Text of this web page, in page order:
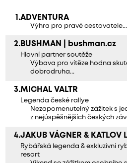
1.ADVENTURA
Výhra pro pravé cestovatele...
2. BUSHMAN | bushman.cz
Hlavní partner soutěže
Výbava pro vítěze hodna
dobrodruha...
3.MICHAL VALTR
Legenda české rallye
Nezapomenutelný zážitek s
z nejúspěšnějších českých
4.JAKUB VÁGNER & KATLOV
Rybářská legenda & exkluzivní
resort